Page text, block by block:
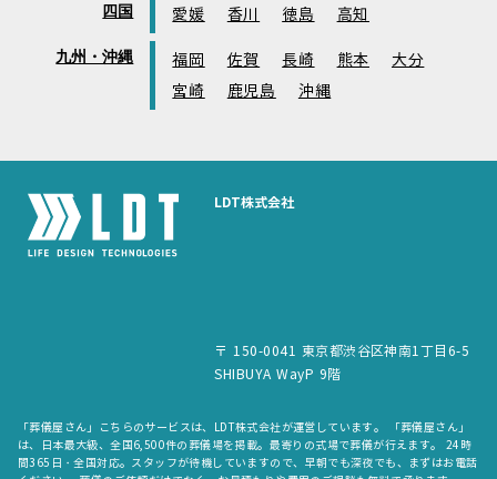
四国 愛媛 香川 徳島 高知
九州・沖縄 福岡 佐賀 長崎 熊本
大分
宮崎
鹿児島 沖縄
LDT株式会社
〒 150-0041 東京都渋谷区神南1丁目6-5
SHIBUYA WayP 9階
「葬儀屋さん」こちらのサービスは、LDT株式会社が運営しています。 「葬儀屋さん」
は、日本最大級、全国6,500件の葬儀場を掲載。最寄りの式場で葬儀が行えます。 24時
間365日・全国対応。スタッフが待機していますので、早朝でも深夜でも、まずはお電話